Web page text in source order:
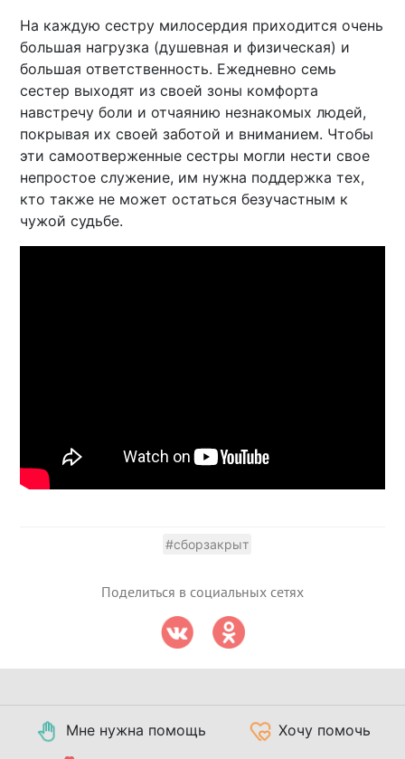
На каждую сестру милосердия приходится очень
большая нагрузка (душевная и физическая) и
большая ответственность. Ежедневно семь
сестер выходят из своей зоны комфорта
навстречу боли и отчаянию незнакомых людей,
покрывая их своей заботой и вниманием. Чтобы
эти самоотверженные сестры могли нести свое
непростое служение, им нужна поддержка тех,
кто также не может остаться безучастным к
чужой судьбе.
#сборзакрыт
Поделиться в социальных сетях
Мне нужна помощь Хочу помочь